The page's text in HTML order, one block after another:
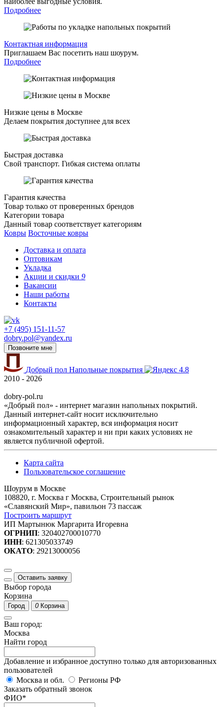
Подробнее
Контактная информация
Приглашаем Вас посетить наш шоурум.
Подробнее
Низкие цены в Москве
Делаем покрытия доступнее для всех
Быстрая доставка
Свой транспорт. Гибкая система оплаты
Гарантия качества
Товар только от проверенных брендов
Категории товара
Данный товар соответствует категориям
Ковры Восточные ковры
Доставка и оплата
Оптовикам
Укладка
Акции и скидки 9
Вакансии
Наши работы
Контакты
+7 (495) 151-11-57
dobry.pol@yandex.ru
Позвоните мне
Добрый пол Напольные покрытия
4.8
2010 - 2026
dobry-pol.ru
«Добрый пол» - интернет магазин напольных покрытий.
Данный интернет-сайт носит исключительно
информационный характер, вся информация носит
ознакомительный характер и ни при каких условиях не
является публичной офертой.
Карта сайта
Пользовательское соглашение
Шоурум в Москве
108820, г. Москва г Москва, Строительный рынок
«Славянский Мир», павильон 73 пассаж
Построить маршрут
ИП Мартынюк Маргарита Игоревна
ОГРНИП: 320402700010770
ИНН: 621305033749
ОКАТО: 29213000056
Оставить заявку
Выбор города
Корзина
Город 0 Корзина
Ваш город:
Москва
Найти город
Добавление и избранное доступно только для авторизованных
пользователей
Москва и обл.
Регионы РФ
Заказать обратный звонок
ФИО*